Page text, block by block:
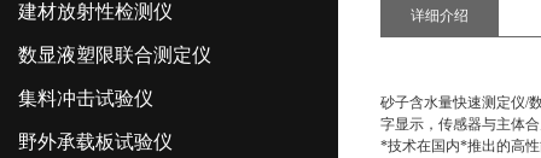
详细介绍
砂子含水量快速测定仪/
字显示，传感器与主体
*技术在国内*推出的高
建材放射性检测仪
数显液塑限联合测定仪
集料冲击试验仪
野外承载板试验仪